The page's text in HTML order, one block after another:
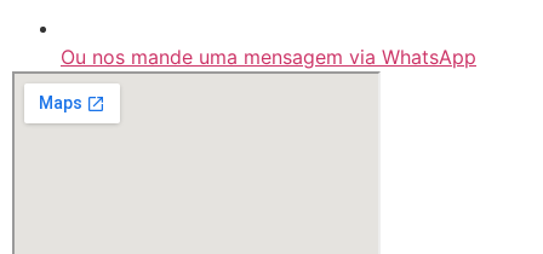
Ou nos mande uma mensagem via WhatsApp